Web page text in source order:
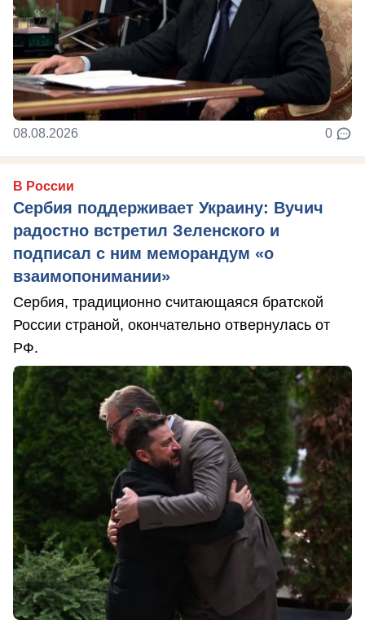
08.08.2026 0
В России
Сербия поддерживает Украину: Вучич
радостно встретил Зеленского и
подписал с ним меморандум «о
взаимопонимании»
Сербия, традиционно считающаяся братской
России страной, окончательно отвернулась от
РФ.